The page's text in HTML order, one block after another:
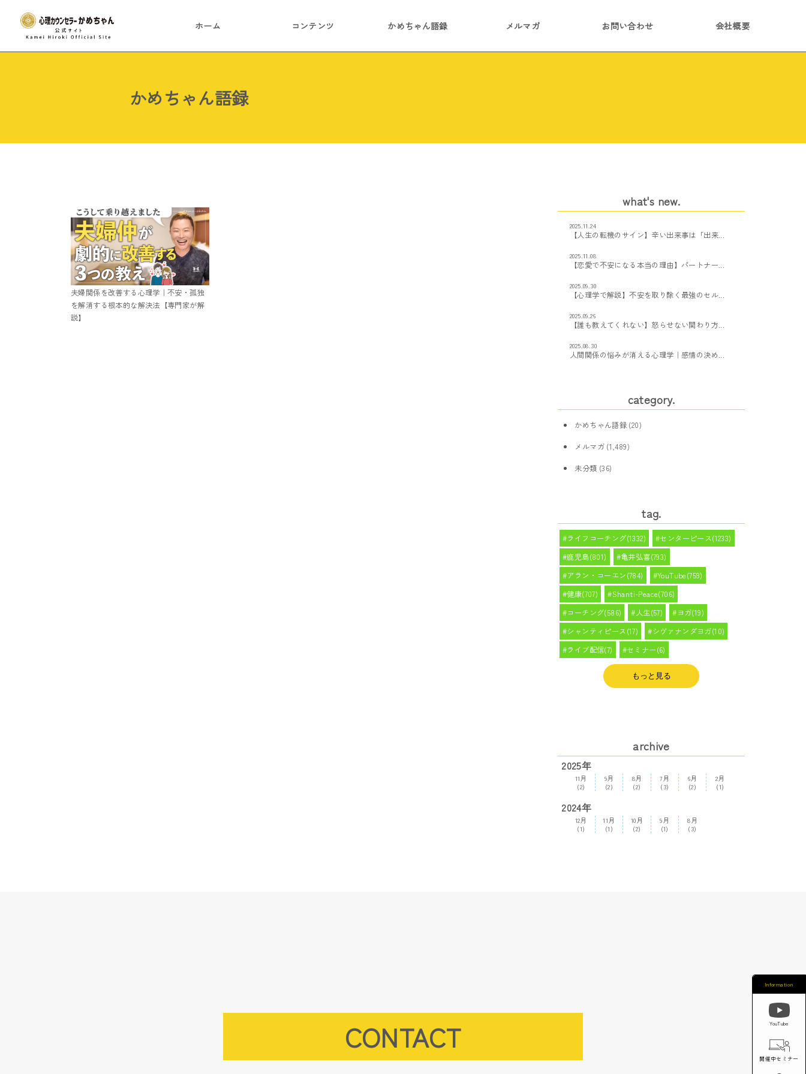
ホーム コンテンツ かめちゃん語録 メルマガ お問い合わせ 会社概要
Information
YouTube
開催中セミナー
かめちゃん語録
夫婦関係を改善する心理学｜不安・孤独
を解消する根本的な解決法【専門家が解
説】
what's new.
2025.11.24
【人生の転機のサイン】辛い出来事は「出来...
2025.11.08
【恋愛で不安になる本当の理由】パートナー...
2025.09.30
【心理学で解説】不安を取り除く最強のセル...
2025.09.26
【誰も教えてくれない】怒らせない関わり方...
2025.08.30
人間関係の悩みが消える心理学｜感情の決め...
category.
かめちゃん語録 (20)
メルマガ(1,489)
未分類 (36)
tag.
ライフコーチング(1332)
センターピース(1233)
鹿児島(801)
亀井弘喜(793)
アラン・コーエン(784)
YouTube(759)
健康(707)
Shanti-Peace(706)
コーチング(586)
人生(57)
ヨガ(19)
シャンティピース(17)
シヴァナンダヨガ(10)
ライブ配信(7)
セミナー(6)
もっと見る
archive
2025年
11月
(2)
9月
(2)
8月
(2)
7月
(3)
6月
(2)
2月
(1)
2024年
12月
(1)
11月
(1)
10月
(2)
9月
(1)
8月
(3)
CONTACT